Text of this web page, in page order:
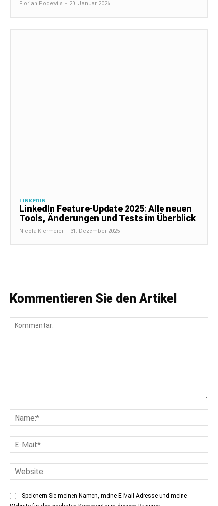
Florian Podewils - 20. Januar 2026
LINKEDIN
LinkedIn Feature-Update 2025: Alle neuen
Tools, Änderungen und Tests im Überblick
Nicola Kiermeier - 31. Dezember 2025
Kommentieren Sie den Artikel
Speichern Sie meinen Namen, meine E-Mail-Adresse und meine